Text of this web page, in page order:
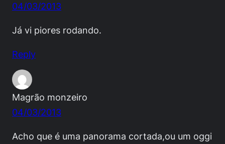
04/03/2013
Já vi piores rodando.
Reply
Magrão monzeiro
04/03/2013
Acho que é uma panorama cortada,ou um oggi